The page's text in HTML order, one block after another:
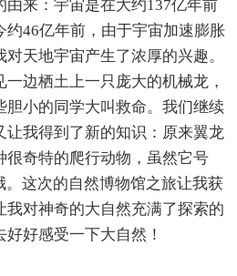
来：宇宙是在大约137亿年前
约46亿年前，由于宇宙加速膨胀
天地宇宙产生了浓厚的兴趣。
边栖土上一只庞大的机械龙，
胆小的同学大叫救命。我们继续
让我得到了新的知识：原来翼龙
很奇特的爬行动物，虽然它号
。这次的自然博物馆之旅让我获
我对神奇的大自然充满了探索的
好感受一下大自然！